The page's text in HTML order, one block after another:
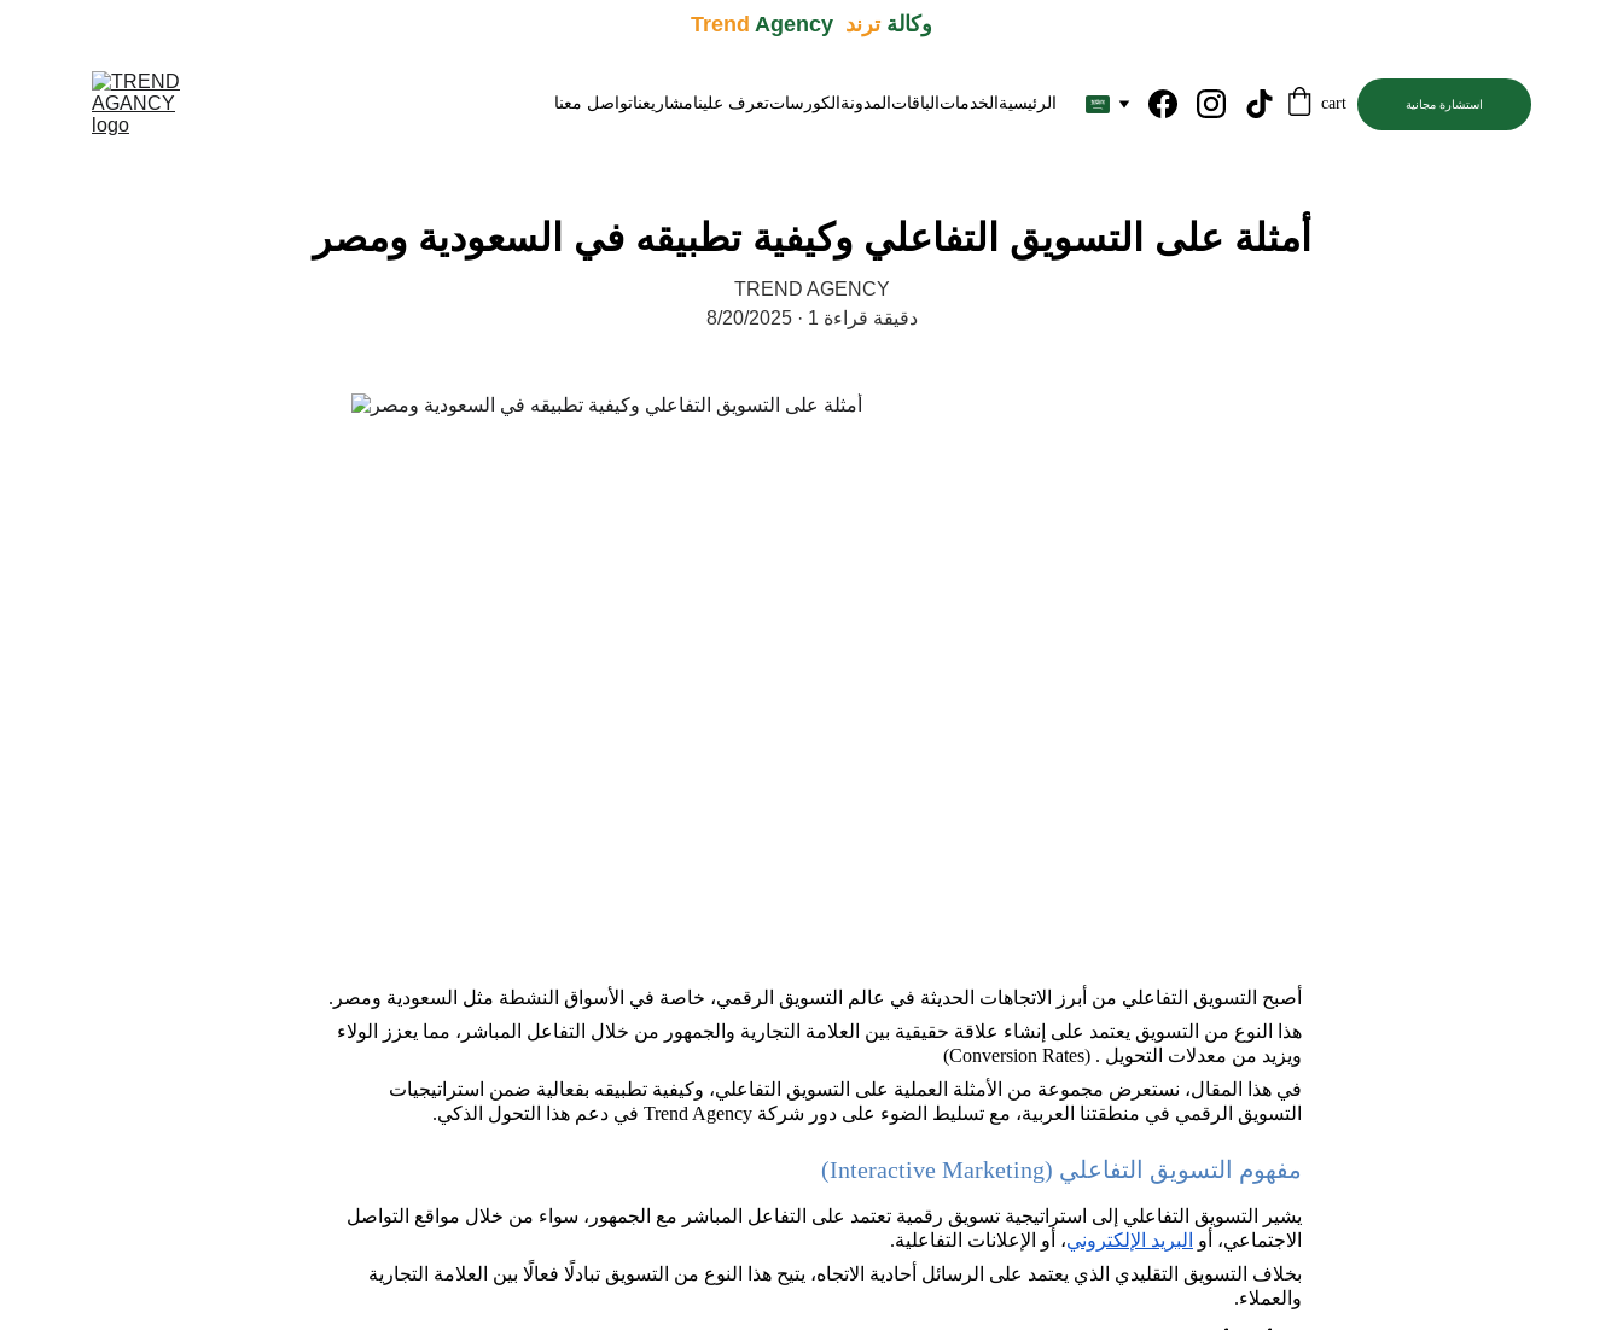
وكالة ترند  Trend Agency
تواصل معنامشاريعناتعرف عليناالكورسات المدونة الباقات الخدمات الرئيسية cart استشارة مجانية
أمثلة على التسويق التفاعلي وكيفية تطبيقه في السعودية ومصر
TREND AGENCY
8/20/2025
1 دقيقة قراءة
أصبح التسويق التفاعلي من أبرز الاتجاهات الحديثة في عالم التسويق الرقمي، خاصة في الأسواق النشطة مثل السعودية ومصر.
هذا النوع من التسويق يعتمد على إنشاء علاقة حقيقية بين العلامة التجارية والجمهور من خلال التفاعل المباشر، مما يعزز الولاء
ويزيد من معدلات التحويل . (Conversion Rates)
في هذا المقال، نستعرض مجموعة من الأمثلة العملية على التسويق التفاعلي، وكيفية تطبيقه بفعالية ضمن استراتيجيات
التسويق الرقمي في منطقتنا العربية، مع تسليط الضوء على دور شركة Trend Agency في دعم هذا التحول الذكي.
مفهوم التسويق التفاعلي (Interactive Marketing)
يشير التسويق التفاعلي إلى استراتيجية تسويق رقمية تعتمد على التفاعل المباشر مع الجمهور، سواء من خلال مواقع التواصل
الاجتماعي، أو البريد الإلكتروني، أو الإعلانات التفاعلية.
بخلاف التسويق التقليدي الذي يعتمد على الرسائل أحادية الاتجاه، يتيح هذا النوع من التسويق تبادلًا فعالًا بين العلامة التجارية
والعملاء.